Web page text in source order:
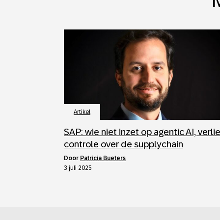
Artikel
SAP: wie niet inzet op agentic AI,
controle over de supplychain
door Patricia Bueters
3 juli 2025